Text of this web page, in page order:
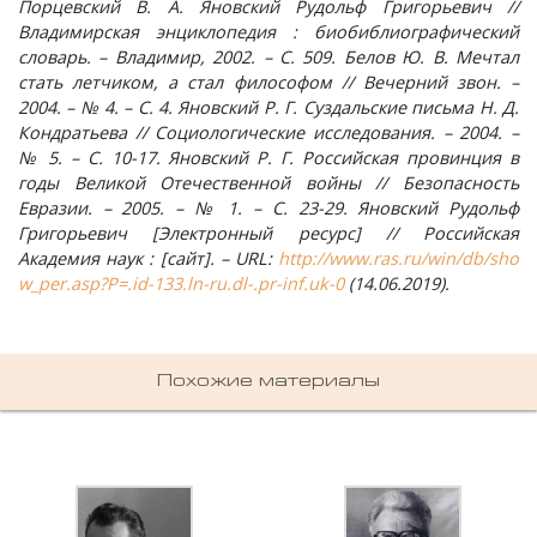
Порцевский В. А. Яновский Рудольф Григорьевич //
Владимирская энциклопедия : биобиблиографический
словарь. – Владимир, 2002. – С. 509. Белов Ю. В. Мечтал
стать летчиком, а стал философом // Вечерний звон. –
2004. – № 4. – С. 4. Яновский Р. Г. Суздальские письма Н. Д.
Кондратьева // Социологические исследования. – 2004. –
№ 5. – С. 10-17. Яновский Р. Г. Российская провинция в
годы Великой Отечественной войны // Безопасность
Евразии. – 2005. – № 1. – С. 23-29. Яновский Рудольф
Григорьевич [Электронный ресурс] // Российская
Академия наук : [сайт]. – URL: http://www.ras.ru/win/db/sho
w_per.asp?P=.id-133.ln-ru.dl-.pr-inf.uk-0(14.06.2019).
Похожие материалы
Шатнево, деревня
Швариха, деревня
Каменово, деревня
Камешково, город
Карякино, деревня
Кижаны, деревня
Кирюшино, деревня
Краснознаменский, поселок
Санаторий имени Абельмана, поселок
Санниково, село
Сенино, деревня
Сергейцево, деревня
Смехра, деревня
Федуриха, деревня
Черсево, село
Южный, поселок
Янево, село